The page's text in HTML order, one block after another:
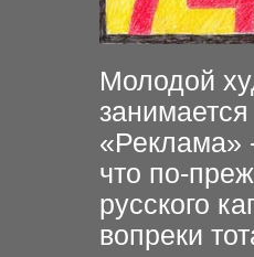
Молодой
«Реклама»
что по-
русского
вопреки